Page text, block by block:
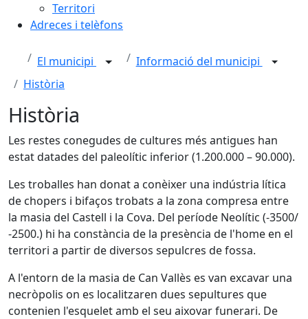
Territori
Adreces i telèfons
El municipi
Informació del municipi
Història
Història
Les restes conegudes de cultures més antigues han
estat datades del paleolític inferior (1.200.000 – 90.000).
Les troballes han donat a conèixer una indústria lítica
de chopers i bifaços trobats a la zona compresa entre
la masia del Castell i la Cova. Del període Neolític (-3500/
-2500.) hi ha constància de la presència de l'home en el
territori a partir de diversos sepulcres de fossa.
A l'entorn de la masia de Can Vallès es van excavar una
necròpolis on es localitzaren dues sepultures que
contenien l'esquelet amb el seu aixovar funerari. De